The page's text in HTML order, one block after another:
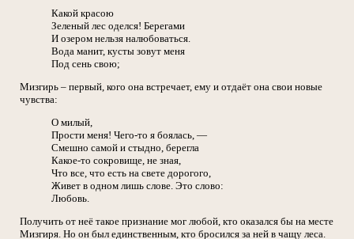
Какой красою
Зеленый лес оделся! Берегами
И озером нельзя налюбоваться.
Вода манит, кусты зовут меня
Под сень свою;
Мизгирь – первый, кого она встречает, ему и отдаёт она свои новые
чувства:
О милый,
Прости меня! Чего-то я боялась, —
Смешно самой и стыдно, берегла
Какое-то сокровище, не зная,
Что все, что есть на свете дорогого,
Живет в одном лишь слове. Это слово:
Любовь.
Получить от неё такое признание мог любой, кто оказался бы на месте
Мизгиря. Но он был единственным, кто бросился за ней в чащу леса.